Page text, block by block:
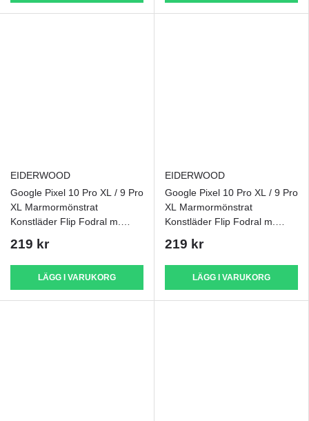
EIDERWOOD
Google Pixel 10 Pro XL / 9 Pro
XL Marmormönstrat
Konstläder Flip Fodral m.
Rem - Lila
219 kr
LÄGG I VARUKORG
EIDERWOOD
Google Pixel 10 Pro XL / 9 Pro
XL Marmormönstrat
Konstläder Flip Fodral m.
Rem - Rosa
219 kr
LÄGG I VARUKORG